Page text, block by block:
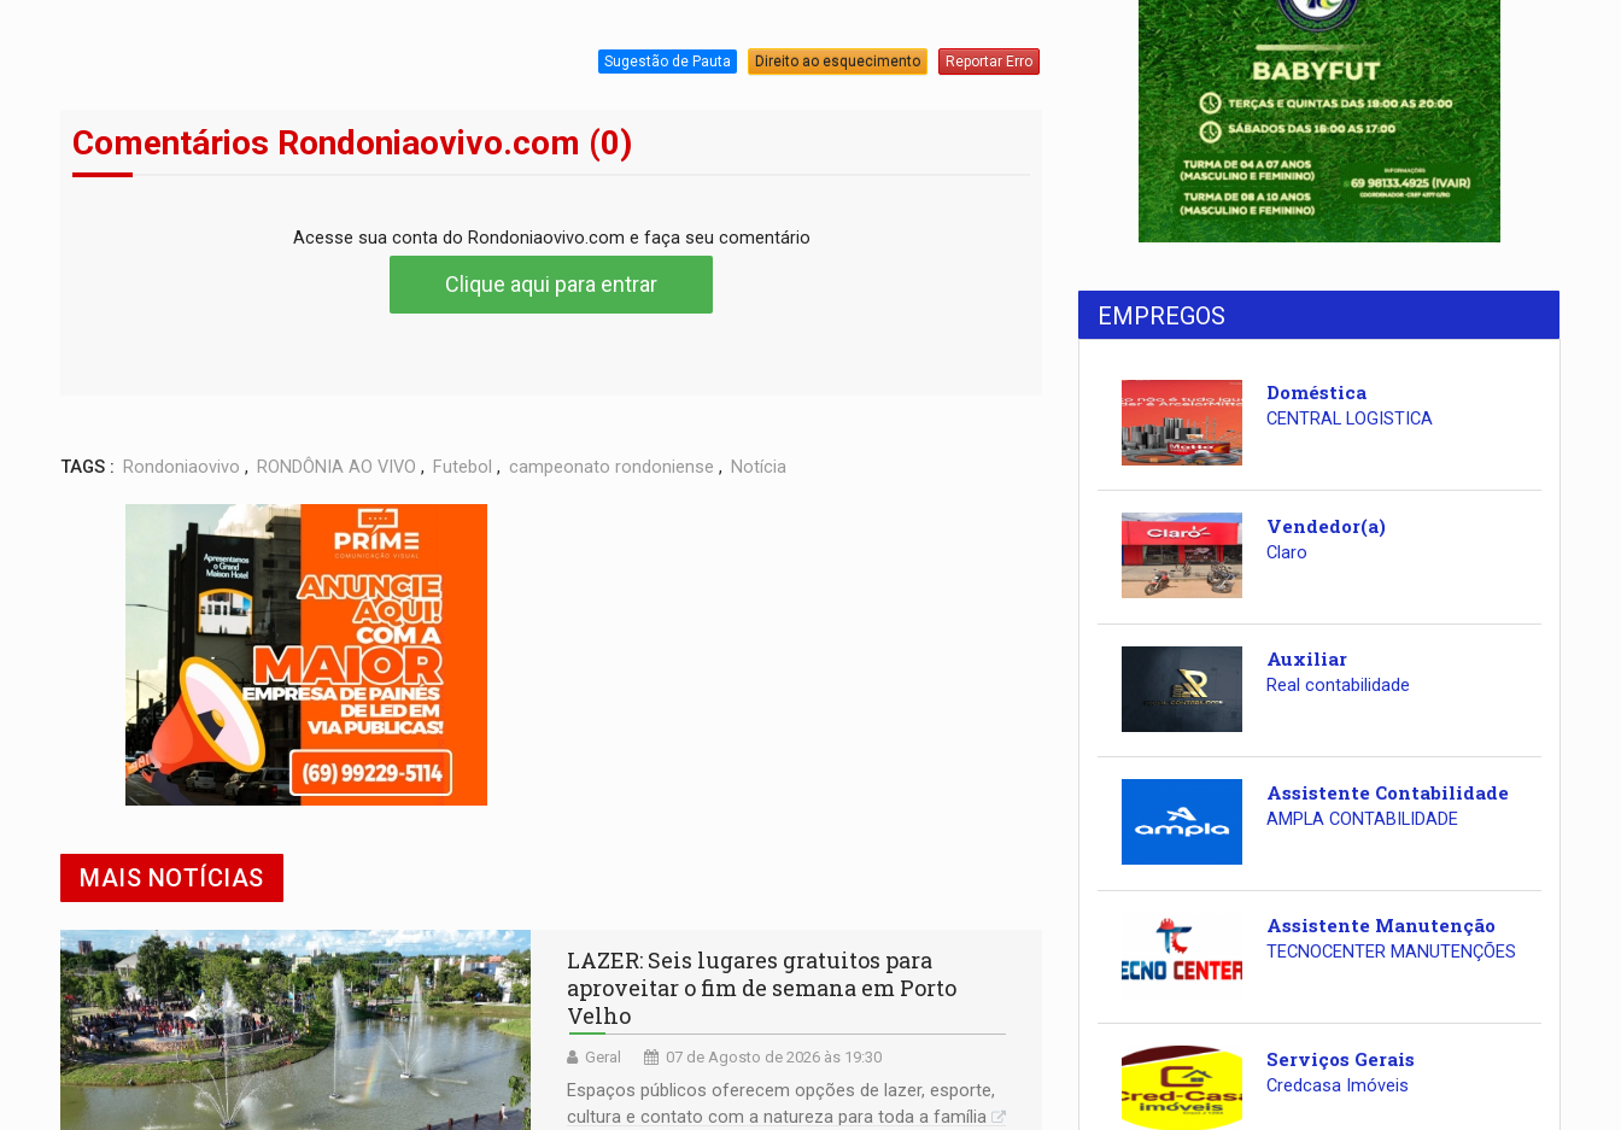
Sugestão de Pauta Direito ao esquecimento Reportar Erro
Comentários Rondoniaovivo.com (0)
Acesse sua conta do Rondoniaovivo.com e faça seu comentário
Clique aqui para entrar
TAGS : Rondoniaovivo , RONDÔNIA AO VIVO , Futebol , campeonato rondoniense , Notícia
MAIS NOTÍCIAS
LAZER: Seis lugares gratuitos para
aproveitar o fim de semana em Porto
Velho
Geral 07 de Agosto de 2026 às 19:30
Espaços públicos oferecem opções de lazer, esporte,
cultura e contato com a natureza para toda a família
EMPREGOS
Doméstica
CENTRAL LOGISTICA
Vendedor(a)
Claro
Auxiliar
Real contabilidade
Assistente Contabilidade
AMPLA CONTABILIDADE
Assistente Manutenção
TECNOCENTER MANUTENÇÕES
Serviços Gerais
Credcasa Imóveis